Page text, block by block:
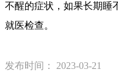
不醒的症状，如果长期睡
就医检查。
发布时间： 2023-03-21